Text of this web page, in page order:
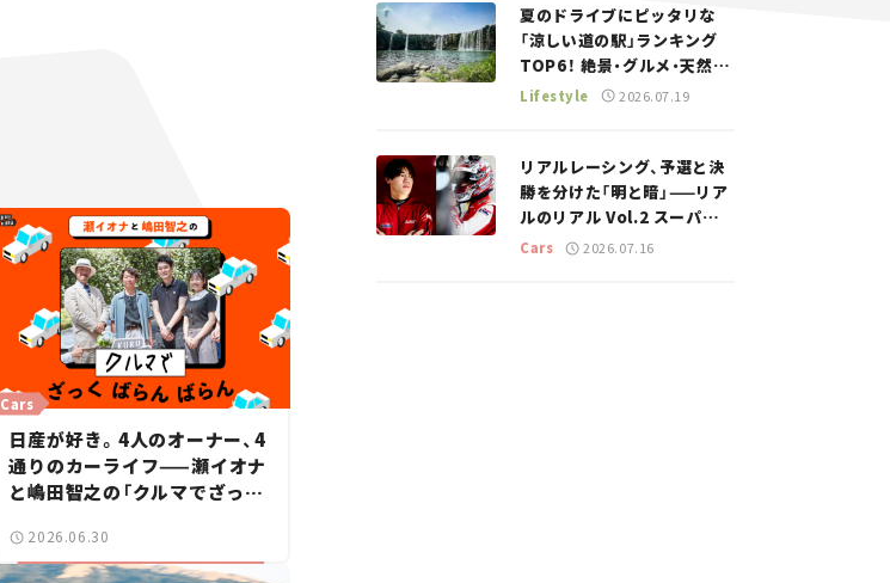
Cars
日産が好き。4人のオーナー、4
通りのカーライフ——瀬イオナ
と嶋田智之の「クルマでざっく
2026.06.30
夏のドライブにピッタリな
「涼しい道の駅」ランキング
TOP6！ 絶景・グルメ・天然ク
ーラーなど、避暑におすすめ
Lifestyle 2026.07.19
リアルレーシング、予選と決
勝を分けた「明と暗」——リア
ルのリアル Vol.2 スーパー
GT 2026開幕戦 岡山国際サ
Cars 2026.07.16